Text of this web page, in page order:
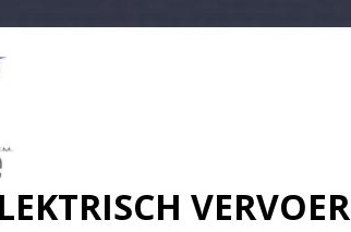
VERVOER